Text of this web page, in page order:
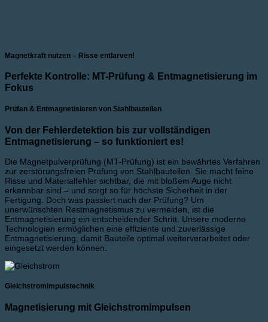
Magnetkraft nutzen – Risse entlarven!
Perfekte Kontrolle: MT-Prüfung & Entmagnetisierung im
Fokus
Prüfen & Entmagnetisieren von Stahlbauteilen
Von der Fehlerdetektion bis zur vollständigen
Entmagnetisierung – so funktioniert es!
Die Magnetpulverprüfung (MT-Prüfung) ist ein bewährtes Verfahren
zur zerstörungsfreien Prüfung von Stahlbauteilen. Sie macht feine
Risse und Materialfehler sichtbar, die mit bloßem Auge nicht
erkennbar sind – und sorgt so für höchste Sicherheit in der
Fertigung. Doch was passiert nach der Prüfung? Um
unerwünschten Restmagnetismus zu vermeiden, ist die
Entmagnetisierung ein entscheidender Schritt. Unsere moderne
Technologien ermöglichen eine effiziente und zuverlässige
Entmagnetisierung, damit Bauteile optimal weiterverarbeitet oder
eingesetzt werden können.
Gleichstromimpulstechnik
Magnetisierung mit Gleichstromimpulsen